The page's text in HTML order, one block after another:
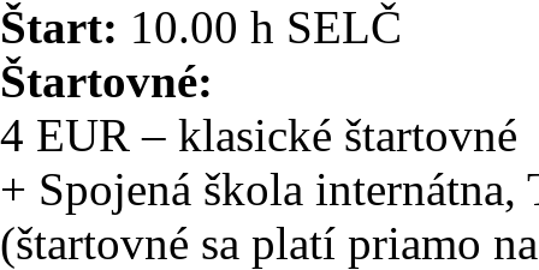
Štart: 10.00 h SELČ
Štartovné:
4 EUR – klasické štartovné
+ Spojená škola
(štartovné sa platí priamo